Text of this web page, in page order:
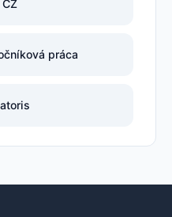
práca